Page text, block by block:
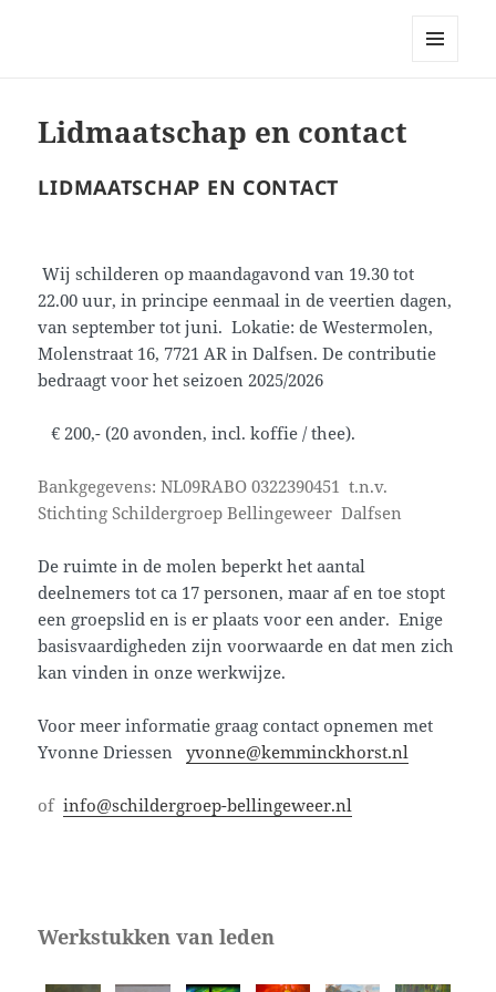
Lidmaatschap en contact
LIDMAATSCHAP EN CONTACT
Wij schilderen op maandagavond van 19.30 tot
22.00 uur, in principe eenmaal in de veertien dagen,
van september tot juni. Lokatie: de Westermolen,
Molenstraat 16, 7721 AR in Dalfsen. De contributie
bedraagt voor het seizoen 2025/2026
€ 200,- (20 avonden, incl. koffie / thee).
Bankgegevens: NL09RABO 0322390451 t.n.v.
Stichting Schildergroep Bellingeweer Dalfsen
De ruimte in de molen beperkt het aantal
deelnemers tot ca 17 personen, maar af en toe stopt
een groepslid en is er plaats voor een ander.Enige
basisvaardigheden zijn voorwaarde en dat men zich
kan vinden in onze werkwijze.
Voor meer informatie graag contact opnemen met
Yvonne Driessenyvonne@kemminckhorst.nl
ofinfo@schildergroep-bellingeweer.nl
Werkstukken van leden